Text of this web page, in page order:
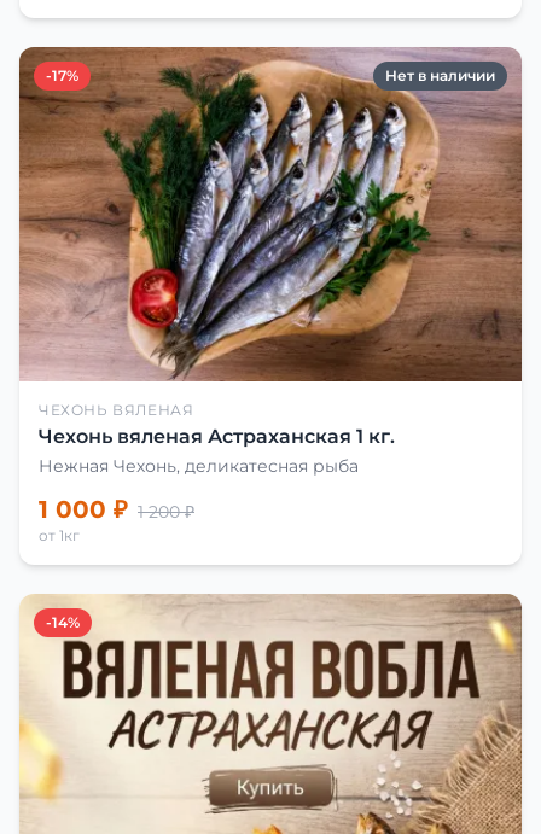
-17% Нет в наличии
ЧЕХОНЬ ВЯЛЕНАЯ
Чехонь вяленая Астраханская 1 кг.
Нежная Чехонь, деликатесная рыба
1 000 ₽ 1 200 ₽
от 1кг
-14%